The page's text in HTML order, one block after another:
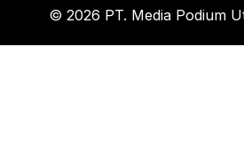
© 2026 PT. Media Podium